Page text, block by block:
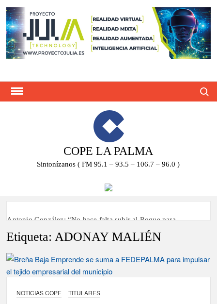
Saltar
contenido
COPE LA PALMA
Sintonízanos ( FM 95.1 – 93.5 – 106.7 – 96.0 )
Antonio González: “No hace falta subir al Roque para
la actualidad de la Diócesis
España y traer el cinturón a Canarias”
Etiqueta: ADONAY MALIÉN
NOTICIAS COPE TITULARES